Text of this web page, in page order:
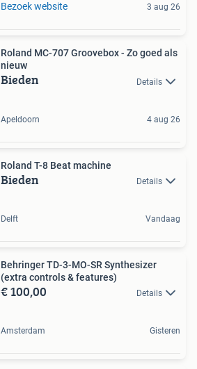
Bezoek website 3 aug 26
Roland MC-707 Groovebox - Zo goed als
nieuw
Bieden Details
Apeldoorn 4 aug 26
Roland T-8 Beat machine
Bieden Details
Delft Vandaag
Behringer TD-3-MO-SR Synthesizer
(extra controls & features)
€ 100,00 Details
Amsterdam Gisteren